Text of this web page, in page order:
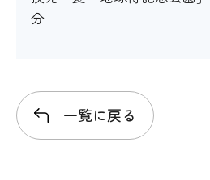
分
一覧に戻る